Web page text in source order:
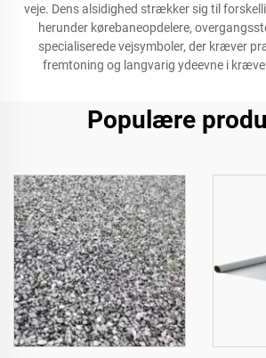
veje. Dens alsidighed strækker sig til
herunder kørebaneopdelere,
specialiserede vejsymboler, der kræver
fremtoning og langvarig ydeevne i
Populære